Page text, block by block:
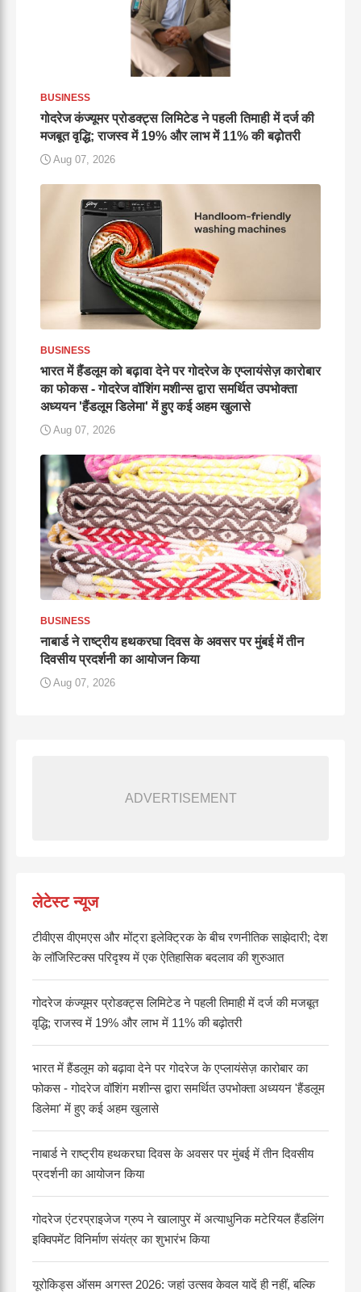
BUSINESS
गोदरेज कंज्यूमर प्रोडक्ट्स लिमिटेड ने पहली तिमाही में दर्ज की
मजबूत वृद्धि; राजस्व में 19% और लाभ में 11% की बढ़ोतरी
Aug 07, 2026
BUSINESS
भारत में हैंडलूम को बढ़ावा देने पर गोदरेज के एप्लायंसेज़ कारोबार
का फोकस - गोदरेज वॉशिंग मशीन्स द्वारा समर्थित उपभोक्ता
अध्ययन 'हैंडलूम डिलेमा' में हुए कई अहम खुलासे
Aug 07, 2026
BUSINESS
नाबार्ड ने राष्ट्रीय हथकरघा दिवस के अवसर पर मुंबई में तीन
दिवसीय प्रदर्शनी का आयोजन किया
Aug 07, 2026
ADVERTISEMENT
लेटेस्ट न्यूज
टीवीएस वीएमएस और मोंट्रा इलेक्ट्रिक के बीच रणनीतिक साझेदारी; देश
के लॉजिस्टिक्स परिदृश्य में एक ऐतिहासिक बदलाव की शुरुआत
गोदरेज कंज्यूमर प्रोडक्ट्स लिमिटेड ने पहली तिमाही में दर्ज की मजबूत
वृद्धि; राजस्व में 19% और लाभ में 11% की बढ़ोतरी
भारत में हैंडलूम को बढ़ावा देने पर गोदरेज के एप्लायंसेज़ कारोबार का
फोकस - गोदरेज वॉशिंग मशीन्स द्वारा समर्थित उपभोक्ता अध्ययन 'हैंडलूम
डिलेमा' में हुए कई अहम खुलासे
नाबार्ड ने राष्ट्रीय हथकरघा दिवस के अवसर पर मुंबई में तीन दिवसीय
प्रदर्शनी का आयोजन किया
गोदरेज एंटरप्राइजेज ग्रुप ने खालापुर में अत्याधुनिक मटेरियल हैंडलिंग
इक्विपमेंट विनिर्माण संयंत्र का शुभारंभ किया
यूरोकिड्स ऑसम अगस्त 2026: जहां उत्सव केवल यादें ही नहीं, बल्कि